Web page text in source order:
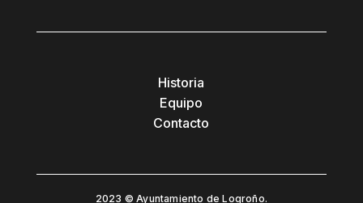
Historia
Equipo
Contacto
2023 © Ayuntamiento de Logroño.